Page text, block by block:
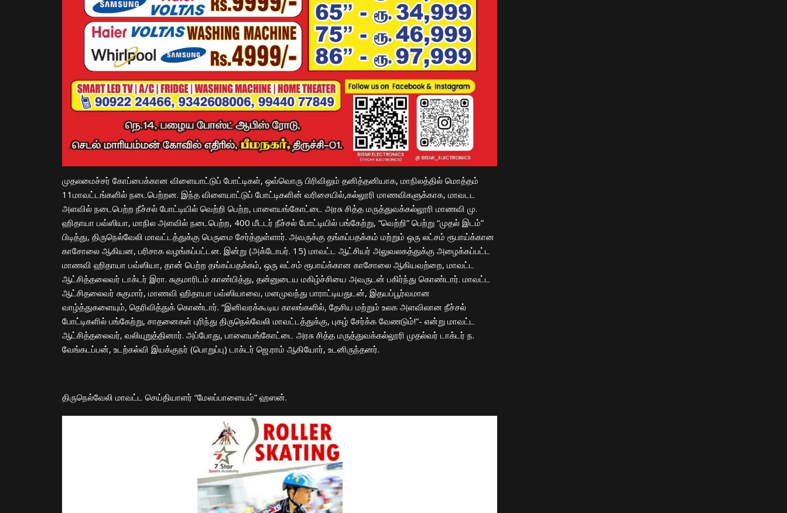
முதலமைச்சர் கோப்பைக்கான விளையாட்டுப் போட்டிகள், ஒவ்வொரு பிரிவிலும் தனித்தனியாக, மாநிலத்தில் மொத்தம்
11மாவட்டங்களில் நடைபெற்றன. இந்த விளையாட்டுப் போட்டிகளின் வரிசையில்,கல்லூரி மாணவிகளுக்காக, மாவடட
அளவில் நடைபெற்ற நீச்சல் போட்டியில் வெற்றி பெற்ற, பாளையங்கோட்டை அரசு சித்த மருத்துவக்கல்லூரி மாணவி மு.
ஹிதாயா பவ்ஸியா, மாநில அளவில் நடைபெற்ற, 400 மீடடர் நீச்சல் போட்டியில் பங்கேற்று, “வெற்றி” பெற்று “முதல் இடம்”
பிடித்து, திருநெல்வேலி மாவட்டத்துக்கு பெருமை சேர்த்துள்ளார். அவருக்கு தங்கப்பதக்கம் மற்றும் ஒரு லட்சம் ரூபாய்க்கான
காசோலை ஆகியன, பரிசாக வழங்கப்பட்டன. இன்று (அக்டோபர். 15) மாவட்ட ஆட்சியர் அலுவலகத்துக்கு அழைக்கப்பட்ட
மாணவி ஹிதாயா பவ்ஸியா, தான் பெற்ற தங்கப்பதக்கம், ஒரு லட்சம் ரூபாய்க்கான காசோலை ஆகியவற்றை, மாவட்ட
ஆட்சித்தலைவர் டாக்டர் இரா. சுகுமாரிடம் காண்பித்து, தன்னுடைய மகிழ்ச்சியை அவருடன் பகிர்ந்து கொண்டார். மாவட்ட
ஆட்சிதலைவர் சுகுமார், மாணவி ஹிதாயா பவ்ஸியாவை, மனமுவந்து பாராட்டியதுடன், இதயப்பூர்வமான
வாழ்த்துகளையும், தெரிவித்துக் கொண்டார். “இனிவரக்கூடிய காலங்களில், தேசிய மற்றும் உலக அளவிலான நீச்சல்
போட்டிகளில் பங்கேற்று, சாதனைகள் புரிந்து திருநெல்வேலி மாவட்டத்துக்கு, புகழ் சேர்க்க வேணடும்!”- என்று மாவட்ட
ஆட்சித்தலைவர், வலியுறுத்தினார். அப்போது, பாளையங்கோட்டை அரசு சித்த மருத்துவக்கல்லூரி முதல்வர் டாக்டர் ந.
வேங்கடப்பன், உடற்கல்வி இயக்குநர் (பொறுப்பு) டாக்டர் ஜெ.ராம் ஆகியோர், உடனிருந்தனர்.
திருநெல்வேலி மாவட்ட செய்தியாளர் “மேலப்பாளையம்” ஹஸன்.